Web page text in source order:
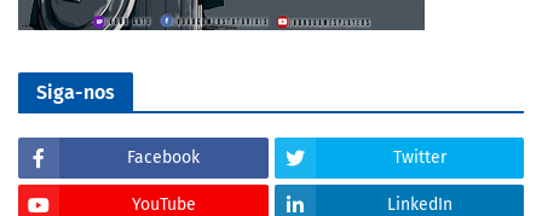
Siga-nos
Facebook Twitter
YouTube LinkedIn